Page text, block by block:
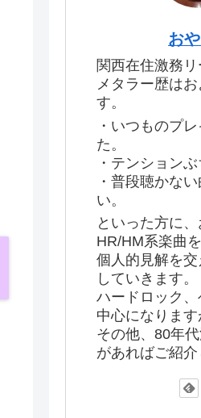
お
関西在住激務リ
メタラー歴は
す。
・いつものプ
た。
・テンションぶ
・普段聴かな
い。
といった方に
HR/HM系楽曲を
個人的見解を
していきます。
ハードロック
中心になります
その他、80年
があればご紹介